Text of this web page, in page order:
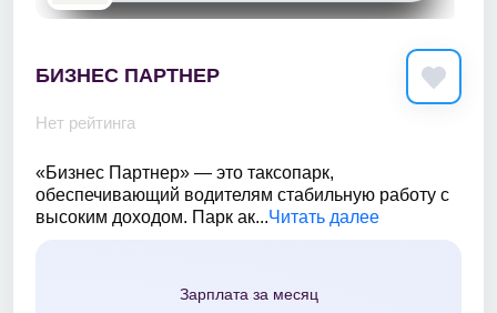
БИЗНЕС ПАРТНЕР
Нет рейтинга
«Бизнес Партнер» — это таксопарк,
обеспечивающий водителям стабильную работу с
высоким доходом. Парк ак...Читать далее
Зарплата за месяц